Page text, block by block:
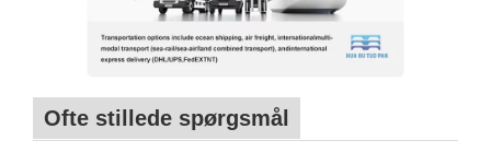
Ofte stillede spørgsmål